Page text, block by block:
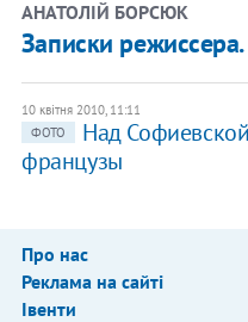
АНАТОЛІЙ БОРСЮК
Записки
10 квітня 2010, 11:11
ФОТО
Над
французы
Про нас
Реклама на сайті
Івенти